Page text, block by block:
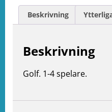
Beskrivning
Beskrivning
Golf. 1-4 spelare.